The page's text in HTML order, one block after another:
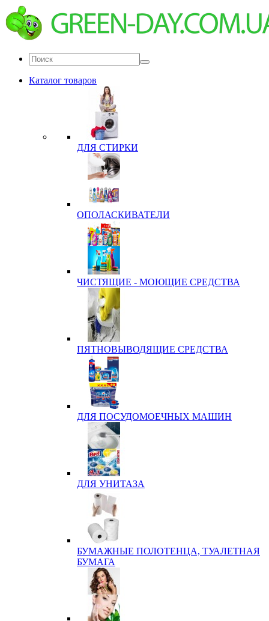
Каталог товаров
ДЛЯ СТИРКИ
ОПОЛАСКИВАТЕЛИ
ЧИСТЯЩИЕ - МОЮЩИЕ СРЕДСТВА
ПЯТНОВЫВОДЯЩИЕ СРЕДСТВА
ДЛЯ ПОСУДОМОЕЧНЫХ МАШИН
ДЛЯ УНИТАЗА
БУМАЖНЫЕ ПОЛОТЕНЦА, ТУАЛЕТНАЯ
БУМАГА